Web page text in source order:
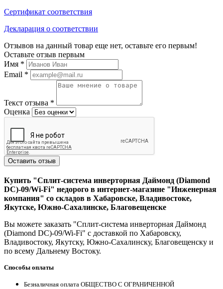
Сертификат соответствия
Декларация о соответствии
Отзывов на данный товар еще нет, оставьте его первым!
Оставьте отзыв первым
Имя *
Email *
Текст отзыва *
Оценка
Оставить отзыв
Купить "Сплит-система инверторная Даймонд (Diamond
DC)-09/Wi-Fi" недорого в интернет-магазине "Инженерная
компания" со складов в Хабаровске, Владивостоке,
Якутске, Южно-Сахалинске, Благовещенске
Вы можете заказать "Сплит-система инверторная Даймонд
(Diamond DC)-09/Wi-Fi" с доставкой по Хабаровску,
Владивостоку, Якутску, Южно-Сахалинску, Благовещенску и
по всему Дальнему Востоку.
Способы оплаты
Безналичная оплата ОБЩЕСТВО С ОГРАНИЧЕННОЙ